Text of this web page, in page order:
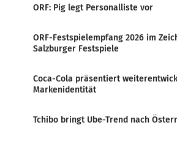
ORF: Pig legt Personalliste vor
ORF-Festspielempfang 2026 im
Salzburger Festspiele
Coca-Cola präsentiert
Markenidentität
Tchibo bringt Ube-Trend nach